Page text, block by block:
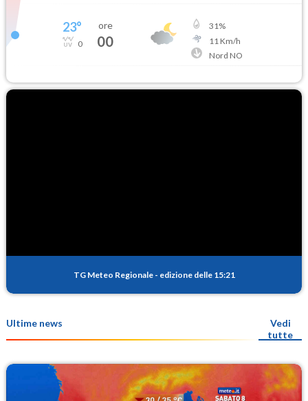
23°
0
ore
00
31%
11 Km/h
Nord NO
TG Meteo Regionale - edizione delle 15:21
Ultime news
Vedi
tutte